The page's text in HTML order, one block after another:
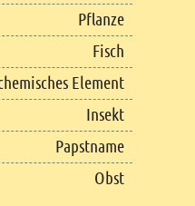
Pflanze
Fisch
Element
Insekt
Papstname
Obst